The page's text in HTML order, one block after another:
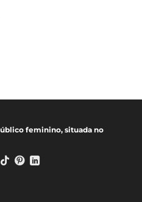
feminino, situada no